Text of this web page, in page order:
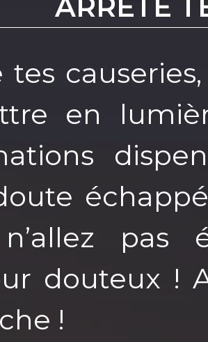
tes
en
pas
douteux !
!